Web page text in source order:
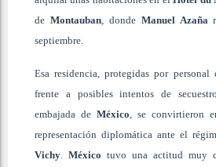
de Montauban, donde Manuel Azaña
septiembre.
Esa residencia, protegidas por personal
frente a posibles intentos de
embajada de México , se convirtieron
representación diplomática ante el
Vichy
México tuvo una actitud muy